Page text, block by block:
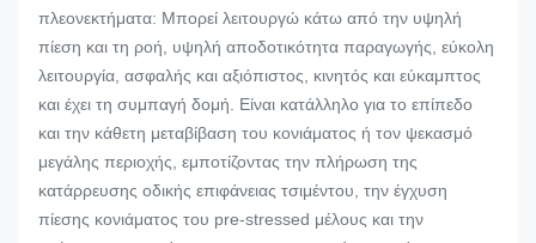
πλεονεκτήματα: Μπορεί λειτουργώ κάτω από την υψηλή
πίεση και τη ροή, υψηλή αποδοτικότητα παραγωγής, εύκολη
λειτουργία, ασφαλής και αξιόπιστος, κινητός και εύκαμπτος
και έχει τη συμπαγή δομή. Είναι κατάλληλο για το επίπεδο
και την κάθετη μεταβίβαση του κονιάματος ή τον ψεκασμό
μεγάλης περιοχής, εμποτίζοντας την πλήρωση της
κατάρρευσης οδικής επιφάνειας τσιμέντου, την έγχυση
πίεσης κονιάματος του pre-stressed μέλους και την